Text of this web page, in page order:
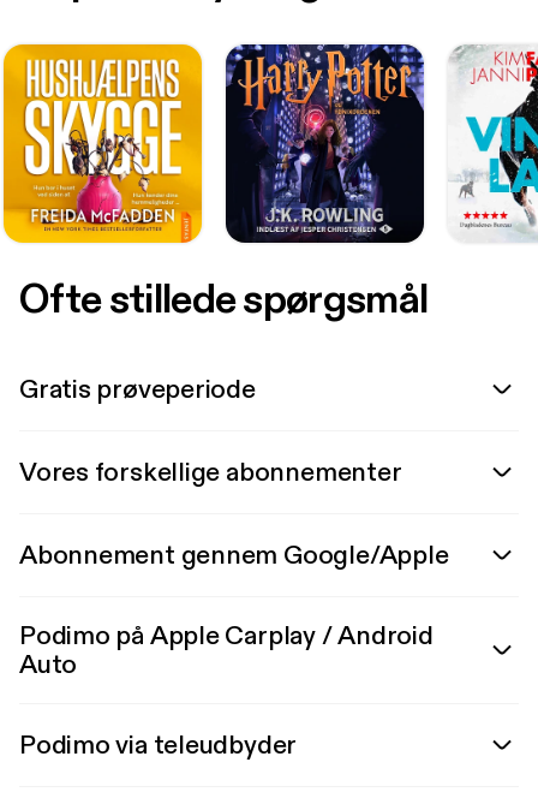
Ofte stillede spørgsmål
Gratis prøveperiode
Vores forskellige abonnementer
Abonnement gennem Google/Apple
Podimo på Apple Carplay / Android
Auto
Podimo via teleudbyder